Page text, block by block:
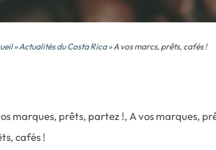
»Actualités du Costa Rica» A vos marcs, prêts, cafés !
marques, prêts, partez !, A vos marques,
cafés !